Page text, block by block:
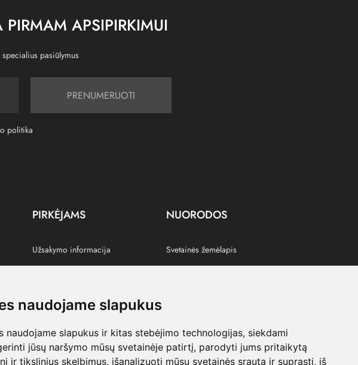
naudojame slapukus
naudojame slapukus ir kitas stebėjimo technologijas, siekdami
jūsų naršymo mūsų svetainėje patirtį, parodyti jums pritaikytą
ir tikslinius skelbimus, išanalizuoti mūsų svetainės srautą ir suprasti, iš
APSIPIRKIMUI
pasiūlymus
PRENUMERUOTI
politika
PIRKĖJAMS
Užsakymo informacija
Paskyra
Pamėgtos prekės
NUORODOS
Svetainės žemėlapis